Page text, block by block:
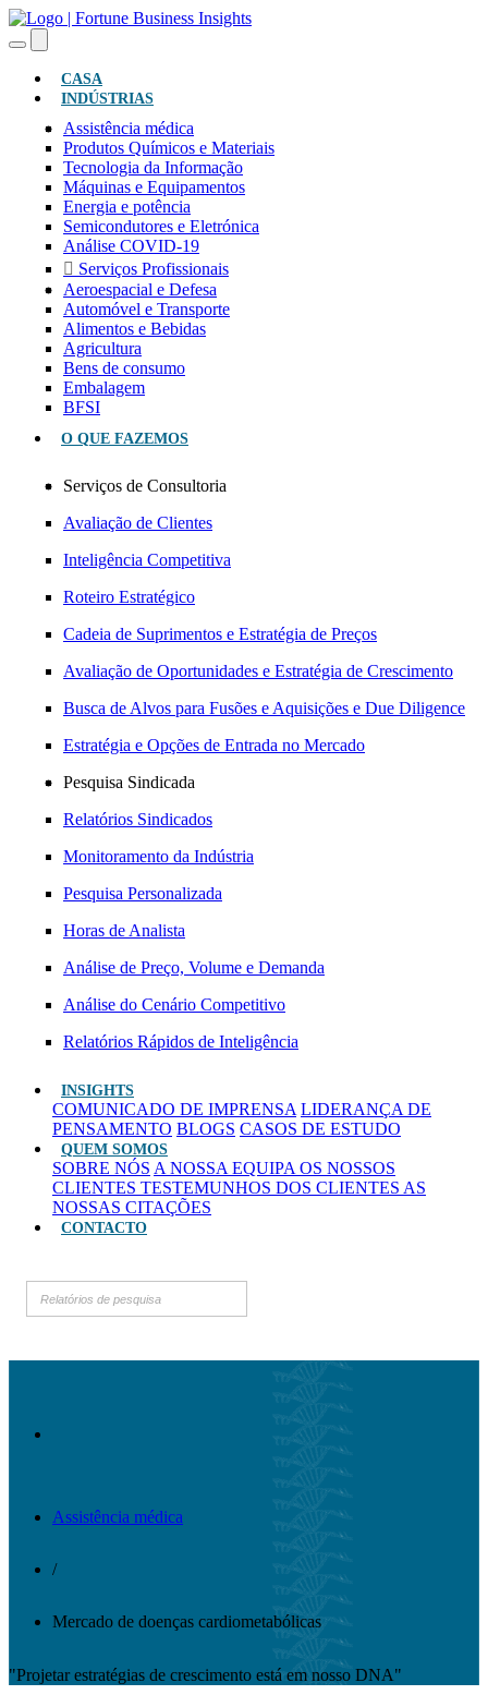
CASA
INDÚSTRIAS
Assistência médica
Produtos Químicos e Materiais
Tecnologia da Informação
Máquinas e Equipamentos
Energia e potência
Semicondutores e Eletrónica
Análise COVID-19
Serviços Profissionais
Aeroespacial e Defesa
Automóvel e Transporte
Alimentos e Bebidas
Agricultura
Bens de consumo
Embalagem
BFSI
O QUE FAZEMOS
Serviços de Consultoria
Avaliação de Clientes
Inteligência Competitiva
Roteiro Estratégico
Cadeia de Suprimentos e Estratégia de Preços
Avaliação de Oportunidades e Estratégia de Crescimento
Busca de Alvos para Fusões e Aquisições e Due Diligence
Estratégia e Opções de Entrada no Mercado
Pesquisa Sindicada
Relatórios Sindicados
Monitoramento da Indústria
Pesquisa Personalizada
Horas de Analista
Análise de Preço, Volume e Demanda
Análise do Cenário Competitivo
Relatórios Rápidos de Inteligência
INSIGHTS
COMUNICADO DE IMPRENSA LIDERANÇA DE
PENSAMENTO BLOGS CASOS DE ESTUDO
QUEM SOMOS
SOBRE NÓS A NOSSA EQUIPA OS NOSSOS
CLIENTES TESTEMUNHOS DOS CLIENTES AS
NOSSAS CITAÇÕES
CONTACTO
Assistência médica
/
Mercado de doenças cardiometabólicas
"Projetar estratégias de crescimento está em nosso DNA"